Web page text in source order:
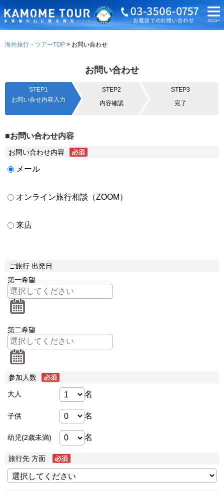
海外旅行・ツアーTOP お問い合わせ
お問い合わせ
STEP1
お問い合せ内容入力
STEP2
内容確認
STEP3
完了
■お問い合わせ内容
お問い合わせ内容
メール
オンライン旅行相談（ZOOM）
来店
ご旅行 出発日
第一希望
第二希望
参加人数
大人 名
子供 名
幼児(2歳未満) 名
旅行先 方面